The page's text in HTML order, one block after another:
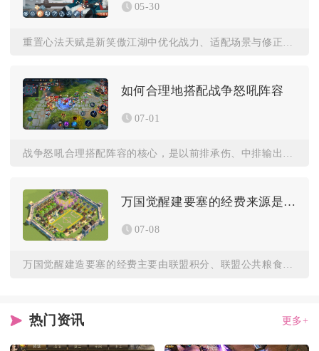
05-30
如何合理地搭配战争怒吼阵容
07-01
万国觉醒建要塞的经费来源是什么
07-08
万国觉醒建造要塞的经费主要由联盟积分、联盟公共粮食、木材、石...
热门资讯 更多+